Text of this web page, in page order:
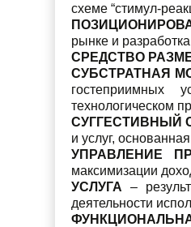
схеме “стимул-
рынке и
СРЕДСТВО
СУБСТРАТНАЯ
гостеприимных
технологическом
СУГГЕСТИВНЫЙ
и услуг,
УПРАВЛЕНИЕ
максимизации
УСЛУГА –
деятельности